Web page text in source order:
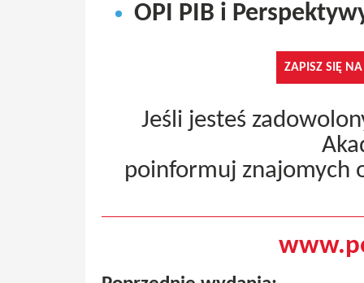
OPI PIB i
ZAPISZ SIĘ
Jeśli jesteś
poinformuj znajomych